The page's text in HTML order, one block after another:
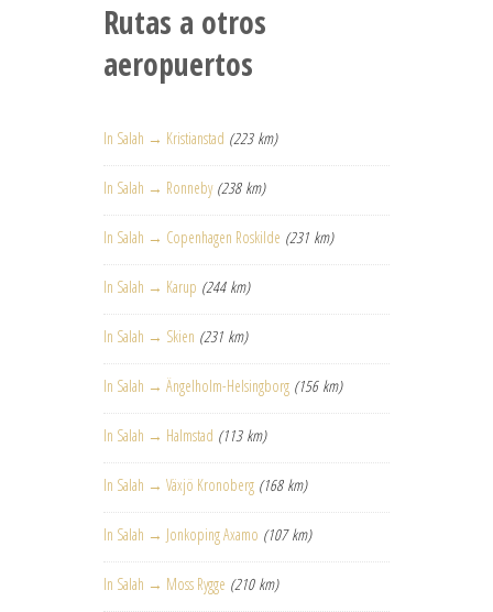
Rutas a otros
aeropuertos
In Salah → Kristianstad (223 km)
In Salah → Ronneby (238 km)
In Salah → Copenhagen Roskilde (231 km)
In Salah → Karup (244 km)
In Salah → Skien (231 km)
In Salah → Ängelholm-Helsingborg (156 km)
In Salah → Halmstad (113 km)
In Salah → Växjö Kronoberg (168 km)
In Salah → Jonkoping Axamo (107 km)
In Salah → Moss Rygge (210 km)